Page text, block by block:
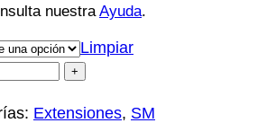
nuestraAyuda.
Limpiar
Extensiones, SM